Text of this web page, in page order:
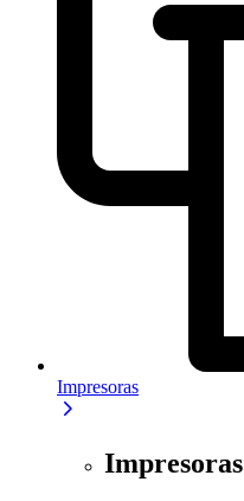
Impresoras
Impresoras